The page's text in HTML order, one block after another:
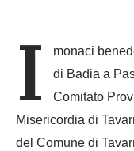
I
monaci
di Badia a
Comitato
Misericordia di
del Comune di